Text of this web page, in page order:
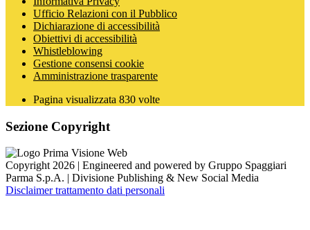
Ufficio Relazioni con il Pubblico
Dichiarazione di accessibilità
Obiettivi di accessibilità
Whistleblowing
Gestione consensi cookie
Amministrazione trasparente
Pagina visualizzata 830 volte
Sezione Copyright
Copyright 2026 | Engineered and powered by Gruppo Spaggiari
Parma S.p.A. | Divisione Publishing & New Social Media
Disclaimer trattamento dati personali